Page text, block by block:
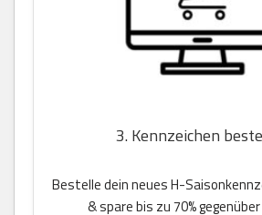
3. Kennzeichen
Bestelle dein neues H-
& spare bis zu 70%